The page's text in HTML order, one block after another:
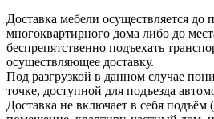
Доставка мебели осуществляется до
многоквартирного дома либо до
беспрепятственно подъехать
осуществляющее доставку.
Под разгрузкой в данном случае
точке, доступной для подъезда
Доставка не включает в себя подъём